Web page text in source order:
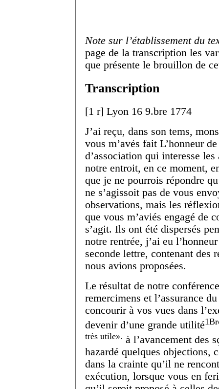
Note sur l’établissement du
page de la transcription les
que présente le brouillon de
Transcription
[1 r] Lyon 16 9.bre 1774
J’ai reçu, dans son tems,
vous m’avés fait L’honneur
d’association qui interesse
notre entroit, en ce moment,
que je ne pourrois répondre
ne s’agissoit pas de vous
observations, mais les
que vous m’aviés engagé de
s’agit. Ils ont été dispersés
notre rentrée, j’ai eu
seconde lettre, contenant des
nous avions proposées.
Le résultat de notre
remercimens et l’assurance
concourir à vos vues dans
devenir d’une grande utilité1
très utile . à l’avancement des
hazardé quelques objections,
dans la crainte qu’il ne
exécution, lorsque vous en